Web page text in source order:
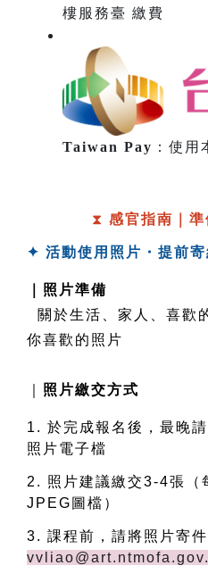
樓服務臺 繳費
Taiwan Pay ：使
⧗ 感官指南｜
✦ 活動使用照片・提前寄
｜照片準備
關於生活、家人、喜歡
你喜歡的照片
照片繳交方式
1. 於完成報名後，最晚
照片電子檔
2. 照片建議繳交3-4張（
JPEG圖檔）
3. 課程前，請將照片寄件